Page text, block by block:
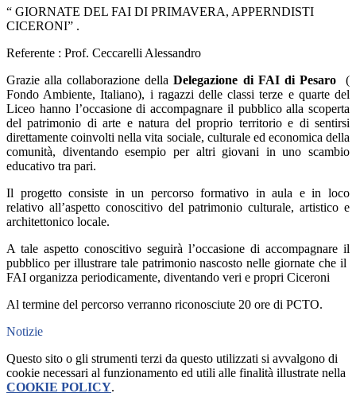
“ GIORNATE DEL FAI DI PRIMAVERA, APPERNDISTI
CICERONI” .
Referente : Prof. Ceccarelli Alessandro
Grazie alla collaborazione dellaDelegazione di FAI di Pesaro
(
Fondo Ambiente, Italiano), i ragazzi delle classi terze e quarte del
Liceo hanno l’occasione di accompagnare il pubblico alla scoperta
del patrimonio di arte e natura del proprio territorio e di sentirsi
direttamente coinvolti nella vita sociale, culturale ed economica della
comunità, diventando esempio per altri giovani in uno scambio
educativo tra pari.
Il progetto consiste in un percorso formativo in aula e in loco
relativo all’aspetto conoscitivo del patrimonio culturale, artistico e
architettonico locale.
A tale aspetto conoscitivo seguirà l’occasione di accompagnare il
pubblico per illustrare tale patrimonio nascosto nelle giornate che il
FAI organizza periodicamente, diventando veri e propri Ciceroni
Al termine del percorso verranno riconosciute 20 ore di PCTO.
Notizie
Questo sito o gli strumenti terzi da questo utilizzati si avvalgono di
cookie necessari al funzionamento ed utili alle finalità illustrate nella
COOKIE POLICY.